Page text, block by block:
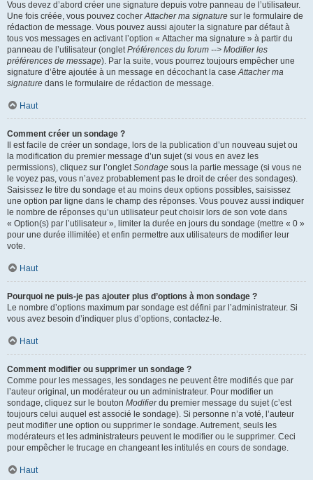
Vous devez d’abord créer une signature depuis votre panneau de l’utilisateur.
Une fois créée, vous pouvez cocherAttacher ma signature sur le formulaire de
rédaction de message. Vous pouvez aussi ajouter la signature par défaut à
tous vos messages en activant l’option « Attacher ma signature » à partir du
panneau de l’utilisateur (ongletPréférences du forum --> Modifier les
préférences de message). Par la suite, vous pourrez toujours empêcher une
signature d’être ajoutée à un message en décochant la caseAttacher ma
signature dans le formulaire de rédaction de message.
Haut
Comment créer un sondage ?
Il est facile de créer un sondage, lors de la publication d’un nouveau sujet ou
la modification du premier message d’un sujet (si vous en avez les
permissions), cliquez sur l’ongletSondage sous la partie message (si vous ne
le voyez pas, vous n’avez probablement pas le droit de créer des sondages).
Saisissez le titre du sondage et au moins deux options possibles, saisissez
une option par ligne dans le champ des réponses. Vous pouvez aussi indiquer
le nombre de réponses qu’un utilisateur peut choisir lors de son vote dans
« Option(s) par l’utilisateur », limiter la durée en jours du sondage (mettre « 0 »
pour une durée illimitée) et enfin permettre aux utilisateurs de modifier leur
vote.
Haut
Pourquoi ne puis-je pas ajouter plus d’options à mon sondage ?
Le nombre d’options maximum par sondage est défini par l’administrateur. Si
vous avez besoin d’indiquer plus d’options, contactez-le.
Haut
Comment modifier ou supprimer un sondage ?
Comme pour les messages, les sondages ne peuvent être modifiés que par
l’auteur original, un modérateur ou un administrateur. Pour modifier un
sondage, cliquez sur le bouton Modifierdu premier message du sujet (c’est
toujours celui auquel est associé le sondage). Si personne n’a voté, l’auteur
peut modifier une option ou supprimer le sondage. Autrement, seuls les
modérateurs et les administrateurs peuvent le modifier ou le supprimer. Ceci
pour empêcher le trucage en changeant les intitulés en cours de sondage.
Haut